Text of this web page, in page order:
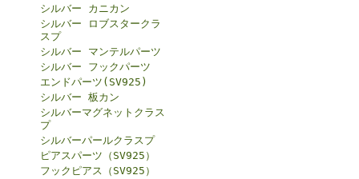
シルバー カニカン
シルバー ロブスタークラ
スプ
シルバー マンテルパーツ
シルバー フックパーツ
エンドパーツ(SV925)
シルバー 板カン
シルバーマグネットクラス
プ
シルバーパールクラスプ
ピアスパーツ（SV925）
フックピアス（SV925）